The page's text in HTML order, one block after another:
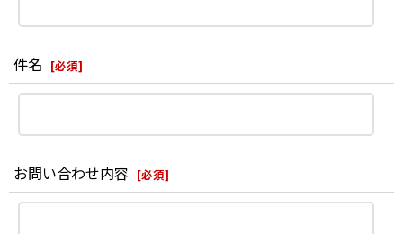
件名 [必須]
お問い合わせ内容 [必須]